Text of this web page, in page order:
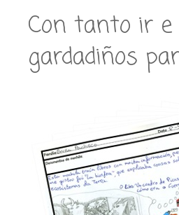
Con tanto ir e
gardadiños